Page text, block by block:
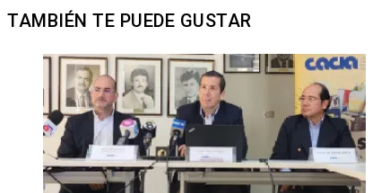
TAMBIÉN TE PUEDE GUSTAR